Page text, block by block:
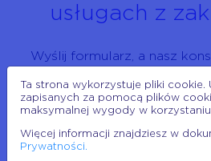
usługach z
Wyślij formularz, a nasz
najbliższym
Ta strona wykorzystuje pliki cookie.
zapisanych za pomocą plików
maksymalnej wygody w
Więcej informacji znajdziesz w
Prywatności.